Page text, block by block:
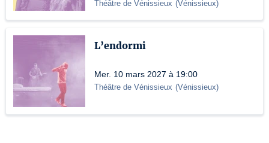
Théâtre de Vénissieux (Vénissieux)
L’endormi
Mer. 10 mars 2027 à 19:00
Théâtre de Vénissieux (Vénissieux)